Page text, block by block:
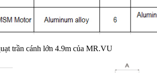
trần cánh lớn 4.9m của MR.VU